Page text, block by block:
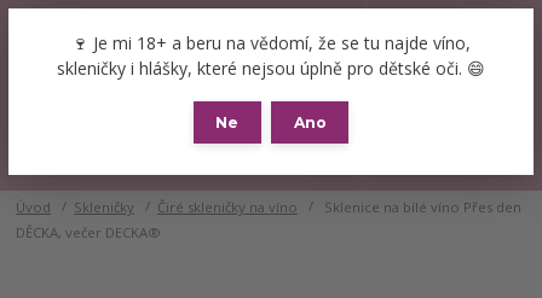
🍷 Je mi 18+ a beru na vědomí, že se tu najde víno,
skleničky i hlášky, které nejsou úplně pro dětské oči. 😄
Ne
Ano
0 Kč
Úvod Skleničky Čiré skleničky na víno
Sklenice na bílé víno Přes den
DĚCKA, večer DECKA®